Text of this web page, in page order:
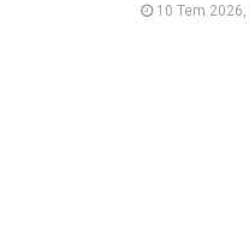
10 Tem 2026,